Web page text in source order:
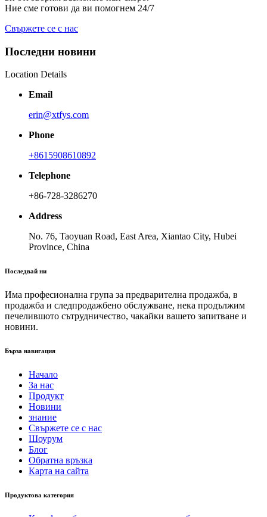
Ние сме готови да ви помогнем 24/7
Свържете се с нас
Последни новини
Location Details
Email
erin@xtfys.com
Phone
+8615908610892
Telephone
+86-728-3286270
Address
No. 76, Taoyuan Road, East Area, Xiantao City, Hubei
Province, China
Последвай ни
Има професионална група за предварителна продажба, в
продажба и следпродажбено обслужване, нека продължим
печелившото сътрудничество, чакайки вашето запитване и
новини.
Бърза навигация
Начало
За нас
Продукт
Новини
знание
Свържете се с нас
Шоурум
Блог
Обратна връзка
Карта на сайта
Продуктова категория